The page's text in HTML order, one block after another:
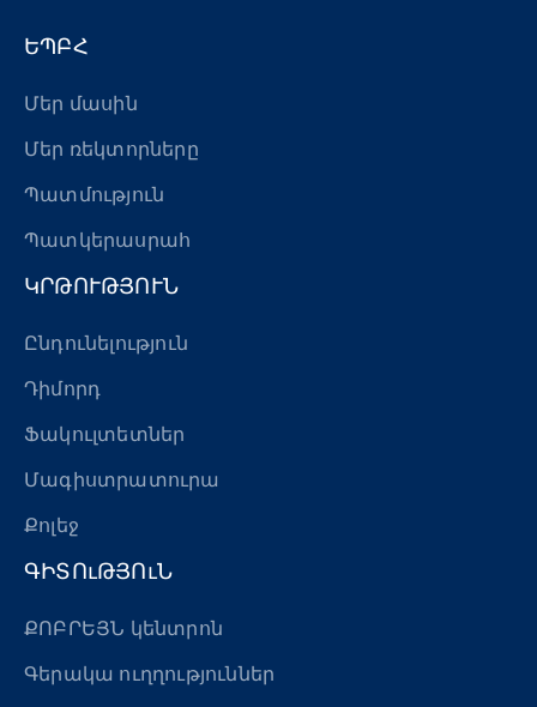
ԵՊԲՀ
Մեր մասին
Մեր ռեկտորները
Պատմություն
Պատկերասրահ
ԿՐԹՈՒԹՅՈՒՆ
Ընդունելություն
Դիմորդ
Ֆակուլտետներ
Մագիստրատուրա
Քոլեջ
ԳԻՏՈւԹՅՈւՆ
ՔՈԲՐԵՅՆ կենտրոն
Գերակա ուղղություններ